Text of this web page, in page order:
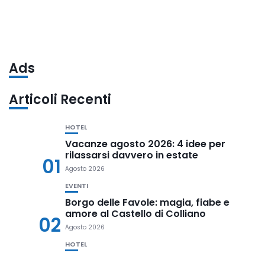
Ads
Articoli Recenti
01
HOTEL
Vacanze agosto 2026: 4 idee per
rilassarsi davvero in estate
Agosto 2026
02
EVENTI
Borgo delle Favole: magia, fiabe e
amore al Castello di Colliano
Agosto 2026
HOTEL